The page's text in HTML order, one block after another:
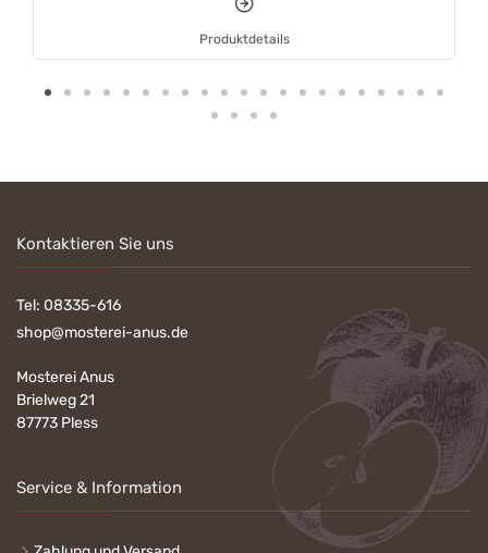
Produktdetails
Kontaktieren Sie uns
Tel: 08335-616
shop@mosterei-anus.de
Mosterei Anus
Brielweg 21
87773 Pless
Service & Information